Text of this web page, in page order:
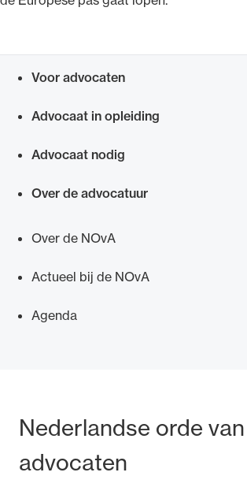
Voor advocaten
Advocaat in opleiding
Advocaat nodig
Over de advocatuur
Over de NOvA
Actueel bij de NOvA
Agenda
Bezoek- en
Nederlandse orde van
advocaten